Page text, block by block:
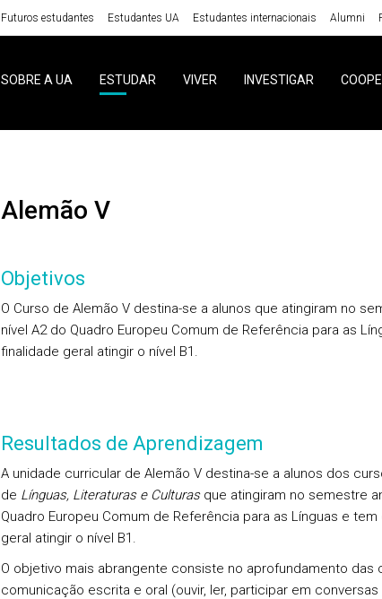
Futuros estudantes Estudantes UA Estudantes internacionais Alumni
SOBRE A UA ESTUDAR VIVER INVESTIGAR
Alemão V
Objetivos
O Curso de Alemão V destina-se a alunos que atingiram no
nível A2 do Quadro Europeu Comum de Referência para as
finalidade geral atingir o nível B1.
Resultados de Aprendizagem
A unidade curricular de Alemão V destina-se a alunos dos
de Línguas, Literaturas e Culturasque atingiram no semestre
Quadro Europeu Comum de Referência para as Línguas e
geral atingir o nível B1.
O objetivo mais abrangente consiste no aprofundamento das
comunicação escrita e oral (ouvir, ler, participar em